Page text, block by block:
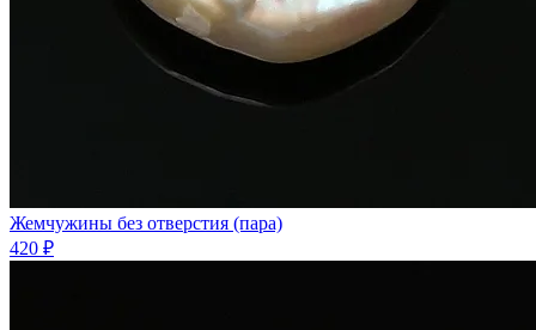
Жемчужины без отверстия (пара)
420 ₽